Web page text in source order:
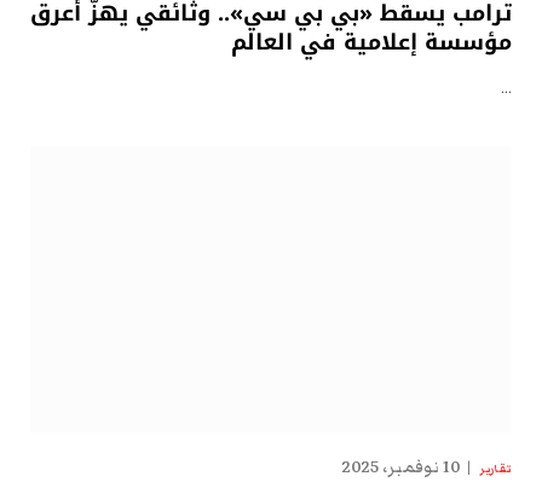
ترامب يسقط «بي بي سي».. وثائقي يهزّ أعرق
مؤسسة إعلامية في العالم
…
تقارير 10 نوفمبر، 2025